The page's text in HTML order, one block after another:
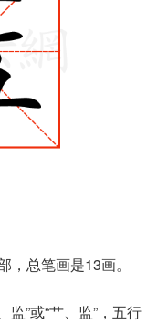
，总笔画是13画。
监”或“⺾、监”，五行